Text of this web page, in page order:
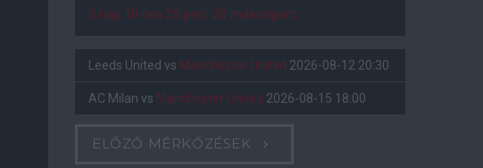
0 nap 10 óra 35 perc 20 másodperc
Leeds United vs Manchester United 2026-08-12 20:30
AC Milan vs Manchester United 2026-08-15 18:00
ELŐZŐ MÉRKŐZÉSEK